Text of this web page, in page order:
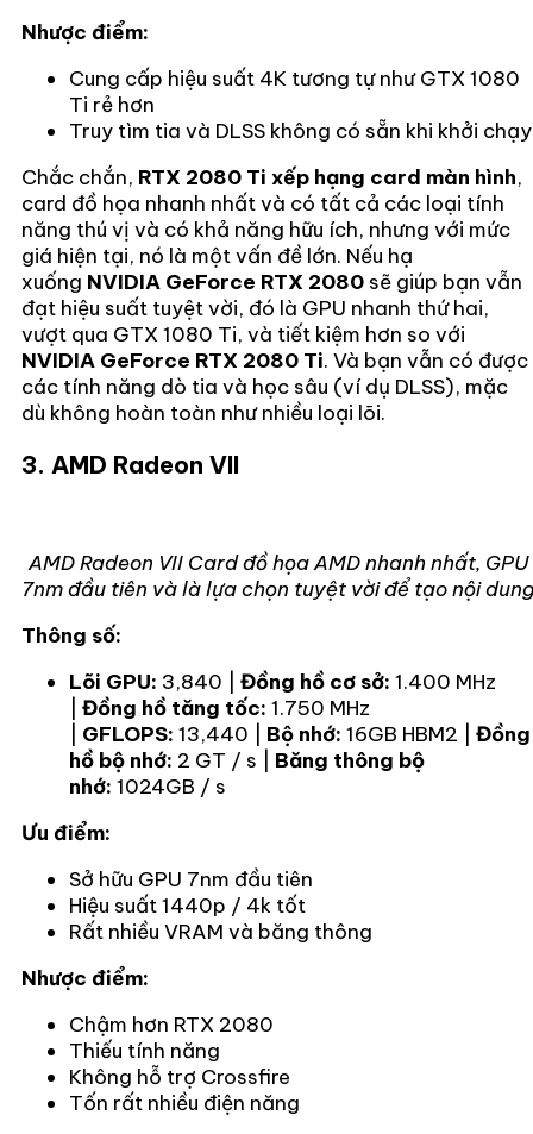
Nhược điểm:
Cung cấp hiệu suất 4K tương tự như GTX 1080
Ti rẻ hơn
Truy tìm tia và DLSS không có sẵn khi khởi chạy
Chắc chắn, RTX 2080 Ti xếp hạng card màn hình,
card đồ họa nhanh nhất và có tất cả các loại tính
năng thú vị và có khả năng hữu ích, nhưng với mức
giá hiện tại, nó là một vấn đề lớn. Nếu hạ
xuống NVIDIA GeForce RTX 2080 sẽ giúp bạn vẫn
đạt hiệu suất tuyệt vời, đó là GPU nhanh thứ hai,
vượt qua GTX 1080 Ti, và tiết kiệm hơn so với
NVIDIA GeForce RTX 2080 Ti. Và bạn vẫn có được
các tính năng dò tia và học sâu (ví dụ DLSS), mặc
dù không hoàn toàn như nhiều loại lõi.
3. AMD Radeon VII
AMD Radeon VII Card đồ họa AMD nhanh nhất, GPU
7nm đầu tiên và là lựa chọn tuyệt vời để tạo nội
Thông số:
Lõi GPU: 3,840 | Đồng hồ cơ sở: 1.400 MHz
Đồng hồ tăng tốc: 1.750 MHz
GFLOPS: 13,440 | Bộ nhớ: 16GB HBM2 | Đồng
hồ bộ nhớ: 2 GT / s | Băng thông bộ
nhớ: 1024GB / s
Ưu điểm:
Sở hữu GPU 7nm đầu tiên
Hiệu suất 1440p / 4k tốt
Rất nhiều VRAM và băng thông
Nhược điểm:
Chậm hơn RTX 2080
Thiếu tính năng
Không hỗ trợ Crossfire
Tốn rất nhiều điện năng